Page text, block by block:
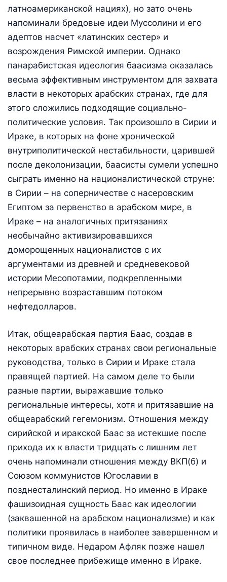
латноамериканской нациях), но зато очень
напоминали бредовые идеи Муссолини и его
адептов насчет «латинских сестер» и
возрождения Римской империи. Однако
панарабистская идеология баасизма оказалась
весьма эффективным инструментом для захвата
власти в некоторых арабских странах, где для
этого сложились подходящие социально-
политические условия. Так произошло в Сирии и
Ираке, в которых на фоне хронической
внутриполитической нестабильности, царившей
после деколонизации, баасисты сумели успешно
сыграть именно на националистической струне:
в Сирии – на соперничестве с насеровским
Египтом за первенство в арабском мире, в
Ираке – на аналогичных притязаниях
необычайно активизировавшихся
доморощенных националистов с их
аргументами из древней и средневековой
истории Месопотамии, подкрепленными
непрерывно возраставшим потоком
нефтедолларов.
Итак, общеарабская партия Баас, создав в
некоторых арабских странах свои региональные
руководства, только в Сирии и Ираке стала
правящей партией. На самом деле то были
разные партии, выражавшие только
региональные интересы, хотя и притязавшие на
общеарабский гегемонизм. Отношения между
сирийской и иракской Баас за истекшие после
прихода их к власти тридцать с лишним лет
очень напоминали отношения между ВКП(б) и
Союзом коммунистов Югославии в
позднесталинский период. Но именно в Ираке
фашизоидная сущность Баас как идеологии
(заквашенной на арабском национализме) и как
политики проявилась в наиболее завершенном и
типичном виде. Недаром Афляк позже нашел
свое последнее прибежище именно в Ираке.